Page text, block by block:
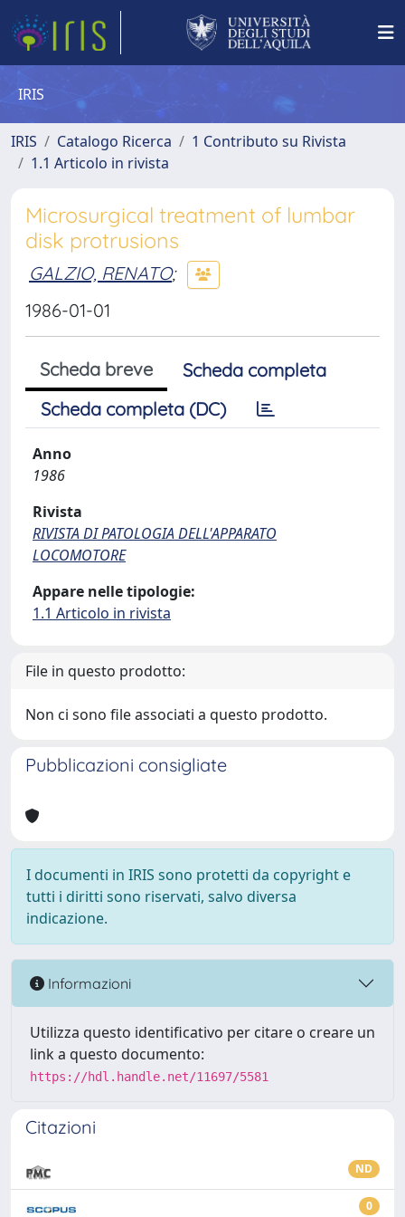
IRIS
IRIS Catalogo Ricerca
1 Contributo su Rivista
1.1 Articolo in rivista
Microsurgical treatment of lumbar
disk protrusions
GALZIO, RENATO;
1986-01-01
Scheda breve
Scheda completa
Scheda completa (DC)
Anno
1986
Rivista
RIVISTA DI PATOLOGIA DELL'APPARATO
LOCOMOTORE
Appare nelle tipologie:
1.1 Articolo in rivista
File in questo prodotto:
Non ci sono file associati a questo prodotto.
Pubblicazioni consigliate
I documenti in IRIS sono protetti da copyright e
tutti i diritti sono riservati, salvo diversa
indicazione.
Informazioni
Utilizza questo identificativo per citare o creare un
link a questo documento:
https://hdl.handle.net/11697/5581
Citazioni
ND
0